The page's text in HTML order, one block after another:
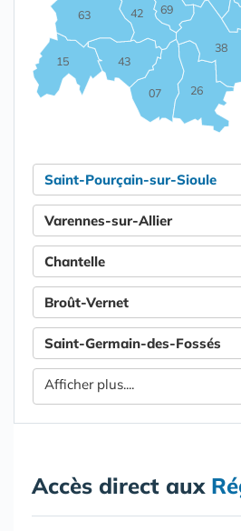
07
15
26
38
42
43
63
69
Saint-Pourçain-sur-Sioule
Varennes-sur-Allier
Chantelle
Broût-Vernet
Saint-Germain-des-Fossés
Afficher plus....
Accès direct aux